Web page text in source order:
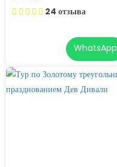
24 отзыва
WhatsApp